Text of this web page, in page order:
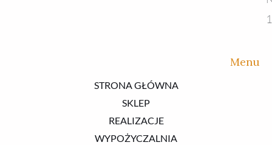
Menu
STRONA GŁÓWNA
SKLEP
REALIZACJE
WYPOŻYCZALNIA